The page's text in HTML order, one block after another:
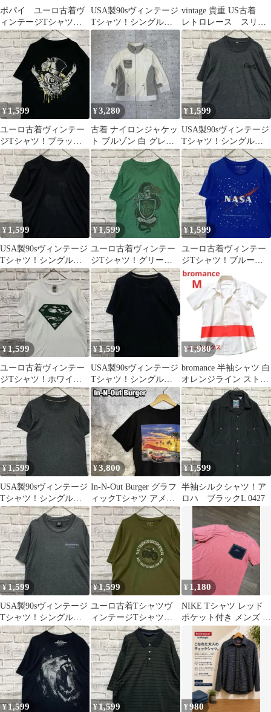
ポパイ ユーロ古着ヴ
ィンテージTシャツ！
グレー半袖 XL 0512
USA製90sヴィンテージ
Tシャツ！シングルス
テッチブラック古着M
0723
vintage 貴重 US古着
レトロレース スリッ
プドレス ランジェリー
¥1,599
ユーロ古着ヴィンテー
ジTシャツ！ブラック
半袖L 0616
¥3,280
古着 ナイロンジャケッ
ト ブルゾン 白 グレー
切替 スポーティ Y2K M
¥ 1,599
USA製90sヴィンテージ
Tシャツ！シングルス
テッチグレー古着
L0519
¥1,599
USA製90sヴィンテージ
Tシャツ！シングルス
テッチブラック古着
M0602
¥1,599
ユーロ古着ヴィンテー
ジTシャツ！グリーン
半袖XL 0625
¥1,599
ユーロ古着ヴィンテー
ジTシャツ！ブルー半
袖M 0625
¥1,599
ユーロ古着ヴィンテー
ジTシャツ！ホワイト
半袖S 0625
¥1,599
USA製90sヴィンテージ
Tシャツ！シングルス
テッチブラック古着L
0629
¥1,980
bromance 半袖シャツ 白
オレンジライン ストリ
ート M 美品
¥1,599
USA製90sヴィンテージ
Tシャツ！シングルス
テッチグレー半袖古着
M0424
¥3,800
In-N-Out Burger グラフ
ィックTシャツ アメ車
USA製 L
¥ 1,599
半袖シルクシャツ！ア
ロハ ブラックL 0427
¥1,599
USA製90sヴィンテージ
Tシャツ！シングルス
テッチグレー古着
L0429
¥ 1,599
ユーロ古着Tシャツヴ
ィンテージTシャツ！
モスグリーン半袖 XL
0428
¥ 1,180
NIKE Tシャツ レッド
ポケット付き メンズ M
¥1,599 ¥1,599 ¥980